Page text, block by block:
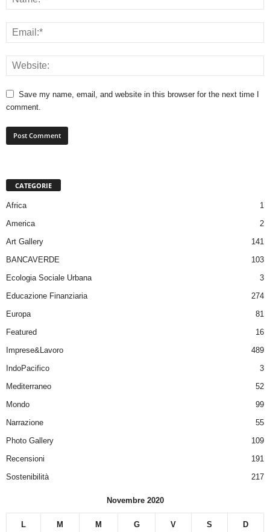
Save my name, email, and website in this browser for the next time I
comment.
CATEGORIE
Africa
1
America
2
Art Gallery
141
BANCAVERDE
103
Ecologia Sociale Urbana
3
Educazione Finanziaria
274
Europa
81
Featured
16
Imprese&Lavoro
489
IndoPacifico
3
Mediterraneo
52
Mondo
99
Narrazione
55
Photo Gallery
109
Recensioni
191
Sostenibilità
217
Novembre 2020
L M M G V S D